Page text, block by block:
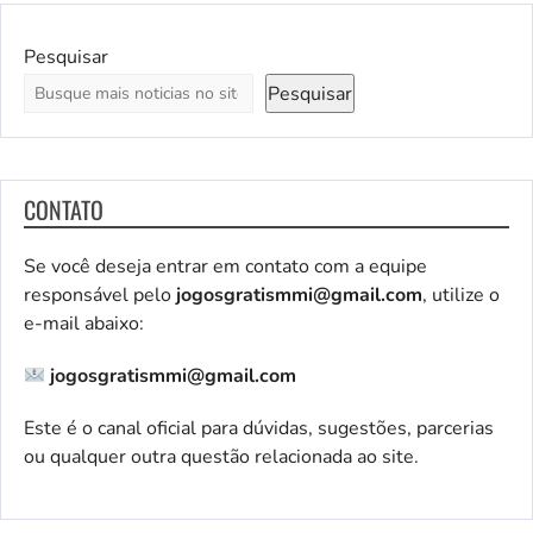
Pesquisar
Pesquisar
CONTATO
Se você deseja entrar em contato com a equipe
responsável pelojogosgratismmi@gmail.com, utilize o
e-mail abaixo:
jogosgratismmi@gmail.com
Este é o canal oficial para dúvidas, sugestões, parcerias
ou qualquer outra questão relacionada ao site.